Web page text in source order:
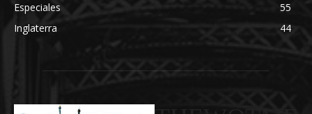
Especiales
55
Inglaterra
44